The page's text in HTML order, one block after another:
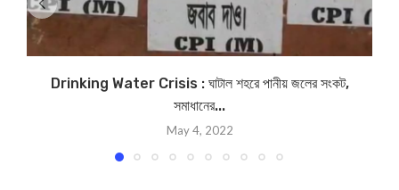
Drinking Water Crisis : ঘাটাল শহরে পানীয় জলের সংকট,
সমাধানের...
May 4, 2022